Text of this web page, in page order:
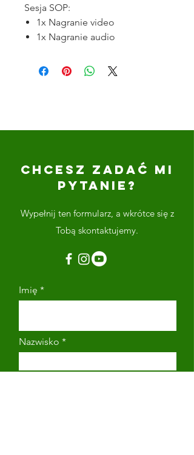
Sesja SOP:
1x Nagranie video
1x Nagranie audio
CHCESZ ZADAĆ MI
PYTANIE?
Wypełnij ten formularz, a wkrótce się z
Tobą skontaktujemy.
Imię
Nazwisko